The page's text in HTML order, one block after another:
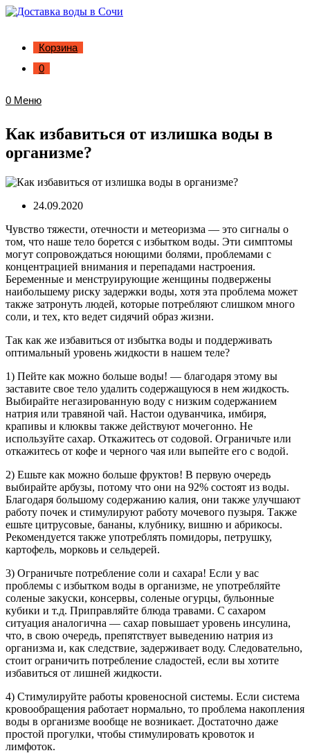
Корзина
0
0 Меню
Как избавиться от излишка воды в
организме?
24.09.2020
Чувство тяжести, отечности и метеоризма — это сигналы о
том, что наше тело борется с избытком воды. Эти симптомы
могут сопровождаться ноющими болями, проблемами с
концентрацией внимания и перепадами настроения.
Беременные и менструирующие женщины подвержены
наибольшему риску задержки воды, хотя эта проблема может
также затронуть людей, которые потребляют слишком много
соли, и тех, кто ведет сидячий образ жизни.
Так как же избавиться от избытка воды и поддерживать
оптимальный уровень жидкости в нашем теле?
1) Пейте как можно больше воды! — благодаря этому вы
заставите свое тело удалить содержащуюся в нем жидкость.
Выбирайте негазированную воду с низким содержанием
натрия или травяной чай. Настои одуванчика, имбиря,
крапивы и клюквы также действуют мочегонно. Не
используйте сахар. Откажитесь от содовой. Ограничьте или
откажитесь от кофе и черного чая или выпейте его с водой.
2) Ешьте как можно больше фруктов! В первую очередь
выбирайте арбузы, потому что они на 92% состоят из воды.
Благодаря большому содержанию калия, они также улучшают
работу почек и стимулируют работу мочевого пузыря. Также
ешьте цитрусовые, бананы, клубнику, вишню и абрикосы.
Рекомендуется также употреблять помидоры, петрушку,
картофель, морковь и сельдерей.
3) Ограничьте потребление соли и сахара! Если у вас
проблемы с избытком воды в организме, не употребляйте
соленые закуски, консервы, соленые огурцы, бульонные
кубики и т.д. Приправляйте блюда травами. С сахаром
ситуация аналогична — сахар повышает уровень инсулина,
что, в свою очередь, препятствует выведению натрия из
организма и, как следствие, задерживает воду. Следовательно,
стоит ограничить потребление сладостей, если вы хотите
избавиться от лишней жидкости.
4) Стимулируйте работы кровеносной системы. Если система
кровообращения работает нормально, то проблема накопления
воды в организме вообще не возникает. Достаточно даже
простой прогулки, чтобы стимулировать кровоток и
лимфоток.